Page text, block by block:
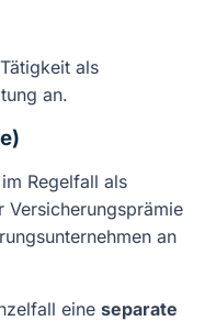
als
an.
Regelfall als
Versicherungsprämie
an
eine separate